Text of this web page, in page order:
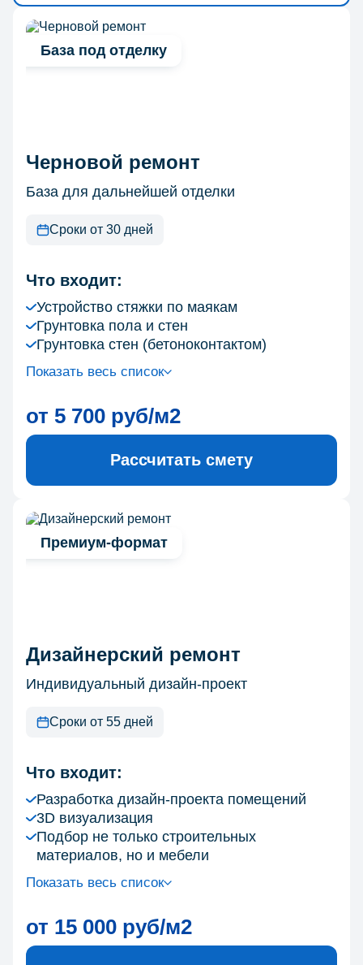
База под отделку
Черновой ремонт
База для дальнейшей отделки
Сроки от 30 дней
Что входит:
Устройство стяжки по маякам
Грунтовка пола и стен
Грунтовка стен (бетоноконтактом)
Показать весь список
от 5 700 руб/м2
Рассчитать смету
Премиум-формат
Дизайнерский ремонт
Индивидуальный дизайн-проект
Сроки от 55 дней
Что входит:
Разработка дизайн-проекта помещений
3D визуализация
Подбор не только строительных
материалов, но и мебели
Показать весь список
от 15 000 руб/м2